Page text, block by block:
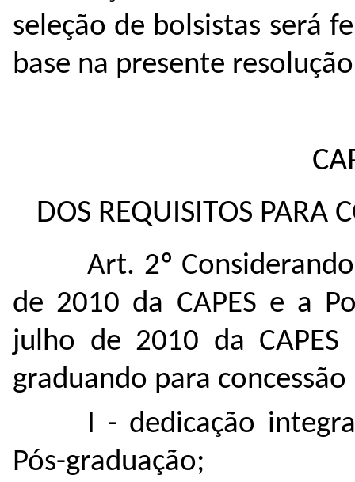
seleção de bolsistas será
base na presente
DOS REQUISITOS PARA
Art. 2º
de 2010 da CAPES e a
julho de 2010 da
graduando para
I - dedicação
Pós-graduação;